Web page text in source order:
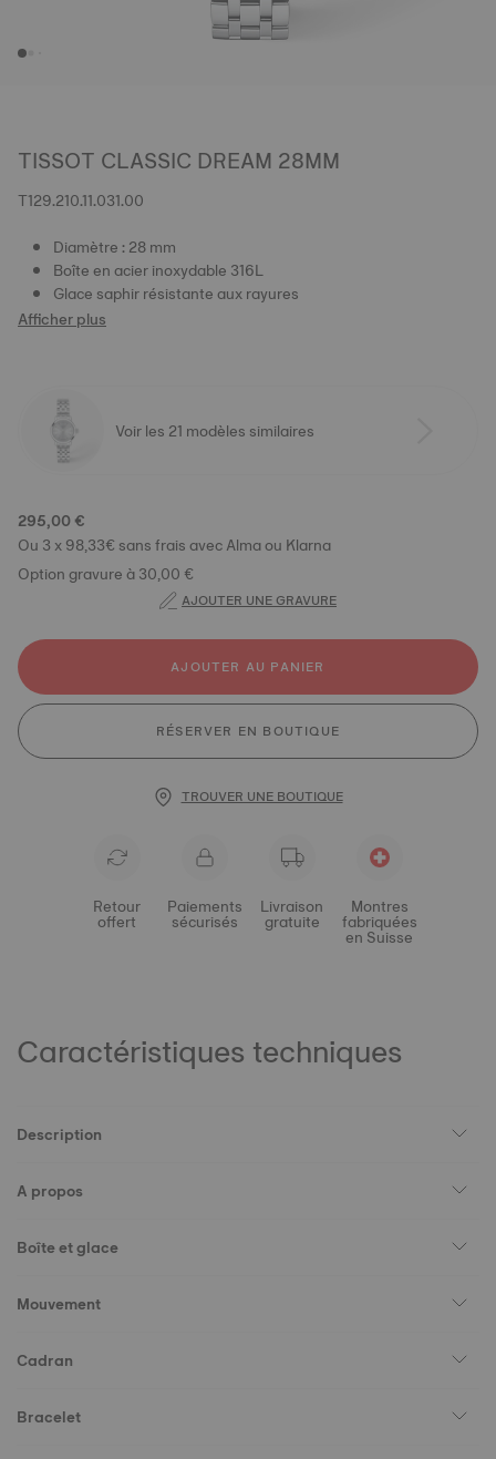
TISSOT CLASSIC DREAM 28MM
T129.210.11.031.00
Diamètre : 28 mm
Boîte en acier inoxydable 316L
Glace saphir résistante aux rayures
Afficher plus
Voir les 21 modèles similaires
295,00 €
Ou 3 x 98,33€ sans frais avec Alma ou Klarna
Option gravure à 30,00 €
AJOUTER UNE GRAVURE
AJOUTER AU PANIER
RÉSERVER EN BOUTIQUE
TROUVER UNE BOUTIQUE
Retour
offert
Paiements
sécurisés
Livraison
gratuite
Montres
fabriquées
en Suisse
Caractéristiques techniques
Description
A propos
Boîte et glace
Mouvement
Cadran
Bracelet